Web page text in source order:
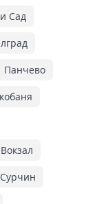
Сад
Панчево